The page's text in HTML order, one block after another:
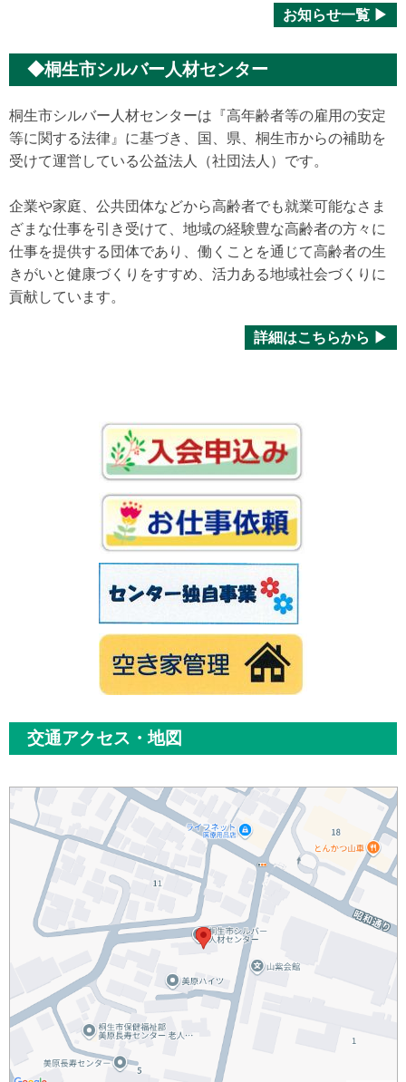
お知らせ一覧 ▶
◆桐生市シルバー人材センター
桐生市シルバー人材センターは『高年齢者等の雇用の安定
等に関する法律』に基づき、国、県、桐生市からの補助を
受けて運営している公益法人（社団法人）です。
企業や家庭、公共団体などから高齢者でも就業可能なさま
ざまな仕事を引き受けて、地域の経験豊な高齢者の方々に
仕事を提供する団体であり、働くことを通じて高齢者の生
きがいと健康づくりをすすめ、活力ある地域社会づくりに
貢献しています。
詳細はこちらから ▶
交通アクセス・地図